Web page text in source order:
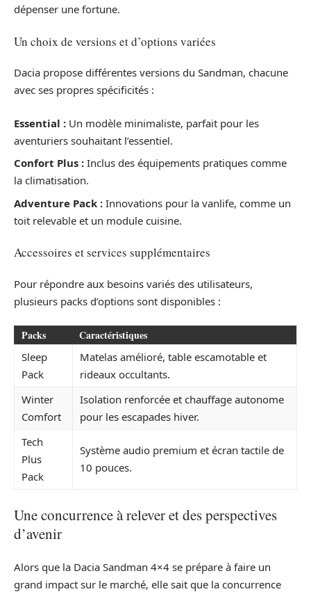
dépenser une fortune.
Un choix de versions et d’options variées
Dacia propose différentes versions du Sandman, chacune
avec ses propres spécificités :
Essential : Un modèle minimaliste, parfait pour les
aventuriers souhaitant l’essentiel.
Confort Plus : Inclus des équipements pratiques comme
la climatisation.
Adventure Pack : Innovations pour la vanlife, comme un
toit relevable et un module cuisine.
Accessoires et services supplémentaires
Pour répondre aux besoins variés des utilisateurs,
plusieurs packs d’options sont disponibles :
Packs Caractéristiques
Sleep
Pack
Matelas amélioré, table escamotable et
rideaux occultants.
Winter
Comfort
Isolation renforcée et chauffage autonome
pour les escapades hiver.
Tech
Plus
Pack
Système audio premium et écran tactile de
10 pouces.
Une concurrence à relever et des perspectives
d’avenir
Alors que la Dacia Sandman 4×4 se prépare à faire un
grand impact sur le marché, elle sait que la concurrence